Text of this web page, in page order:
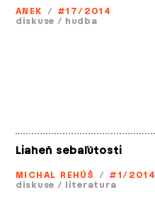
ANEK / #17/2014
diskuse / hudba
Liaheň sebaľútosti
MICHAL REHÚŠ / #1/2014
diskuse / literatura